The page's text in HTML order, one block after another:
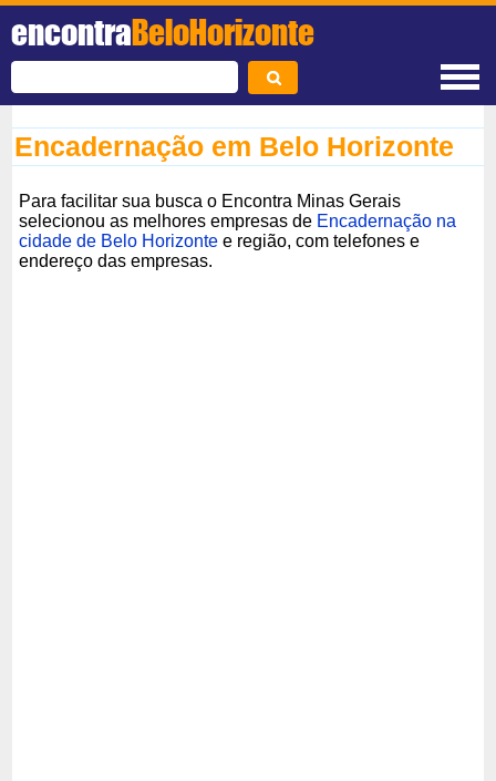
encontraBeloHorizonte
Encadernação em Belo Horizonte
Para facilitar sua busca o Encontra Minas Gerais
selecionou as melhores empresas de Encadernação na
cidade de Belo Horizonte e região, com telefones e
endereço das empresas.